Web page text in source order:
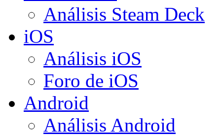
Análisis Steam Deck
iOS
Análisis iOS
Foro de iOS
Android
Análisis Android